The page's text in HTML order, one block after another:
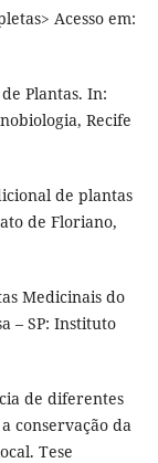
Acesso em:
Plantas. In:
Recife
de plantas
de Floriano,
Medicinais do
– SP: Instituto
de diferentes
conservação da
Tese